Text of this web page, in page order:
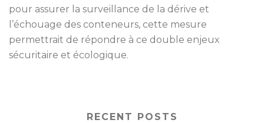
pour assurer la surveillance de la dérive et
l’échouage des conteneurs, cette mesure
permettrait de répondre à ce double enjeux
sécuritaire et écologique.
RECENT POSTS